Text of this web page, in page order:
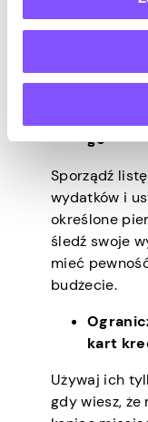
Świadomość
krokiem do
sytuacji
go
Sporządź
wydatków i
określone
śledź swoje
mieć
budżecie.
kart
Używaj ich
gdy wiesz, że